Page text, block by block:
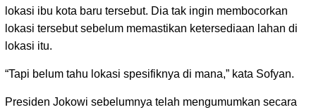
lokasi ibu kota baru tersebut. Dia tak ingin membocorkan
lokasi tersebut sebelum memastikan ketersediaan lahan di
lokasi itu.
“Tapi belum tahu lokasi spesifiknya di mana,” kata Sofyan.
Presiden Jokowi sebelumnya telah mengumumkan secara